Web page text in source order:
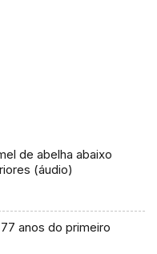
de abelha abaixo
(áudio)
anos do primeiro